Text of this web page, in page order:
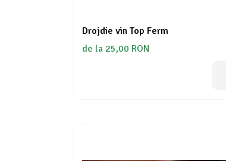
Drojdie vin Top Ferm
de la 25,00 RON